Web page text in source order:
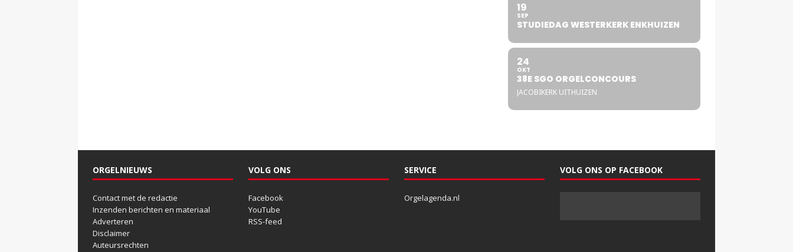
19
SEP
STUDIEDAG WESTERKERK ENKHUIZEN
24
OKT
38E SGO ORGELCONCOURS
JACOBIKERK UITHUIZEN
ORGELNIEUWS
Contact met de redactie
Inzenden berichten en materiaal
Adverteren
Disclaimer
Auteursrechten
VOLG ONS
Facebook
YouTube
RSS-feed
SERVICE
Orgelagenda.nl
VOLG ONS OP FACEBOOK